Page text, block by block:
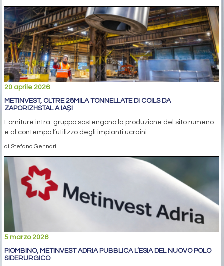
20 aprile 2026
METINVEST, OLTRE 28MILA TONNELLATE DI COILS DA
ZAPORIZHSTAL A IAȘI
Forniture intra-gruppo sostengono la produzione del sito rumeno
e al contempo l’utilizzo degli impianti ucraini
di Stefano Gennari
5 marzo 2026
PIOMBINO, METINVEST ADRIA PUBBLICA L’ESIA DEL NUOVO POLO
SIDERURGICO